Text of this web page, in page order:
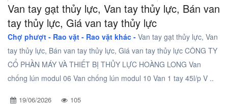
Van tay gạt thủy lực, Van tay thủy lực, Bán van
tay thủy lực, Giá van tay thủy lực
Chợ phượt - Rao vặt - Rao vặt khác - Van tay gạt thủy lực, Van
tay thủy lực, Bán van tay thủy lực, Giá van tay thủy lực CÔNG TY
CỔ PHẦN MÁY VÀ THIẾT BỊ THỦY LỰC HOÀNG LONG Van
chống lún modul 06 Van chống lún modul 10 Van 1 tay 45l/p V ..
19/06/2026 105